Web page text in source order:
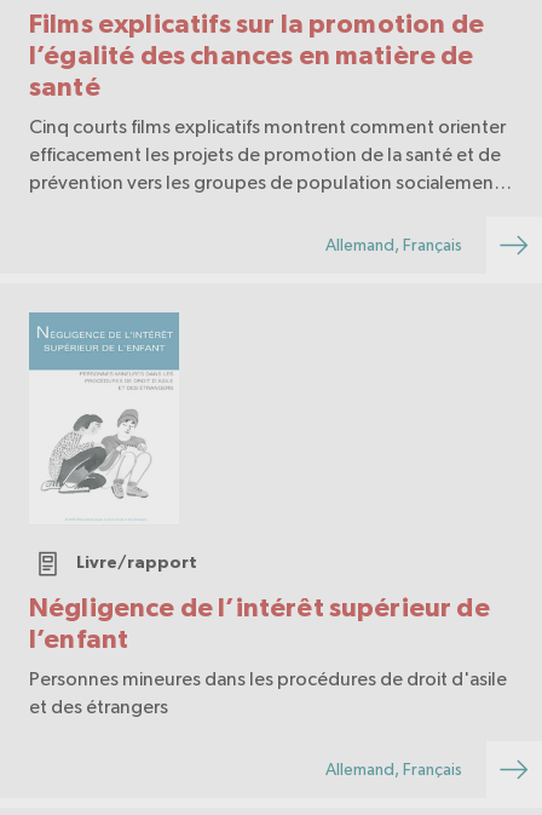
Films explicatifs sur la promotion de
l’égalité des chances en matière de
santé
Cinq courts films explicatifs montrent comment orienter
efficacement les projets de promotion de la santé et de
prévention vers les groupes de population socialement
Allemand, Français
Négligence de l’intérêt supérieur de
l’enfant
Livre/rapport
Personnes mineures dans les procédures de droit d'asile
et des étrangers
Allemand, Français